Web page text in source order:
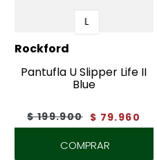
L
Rockford
Pantufla U Slipper Life II
Blue
$ 199.900 $ 79.960
COMPRAR